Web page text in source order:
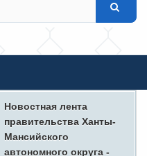
Новостная лента
правительства Ханты-
Мансийского
автономного округа -